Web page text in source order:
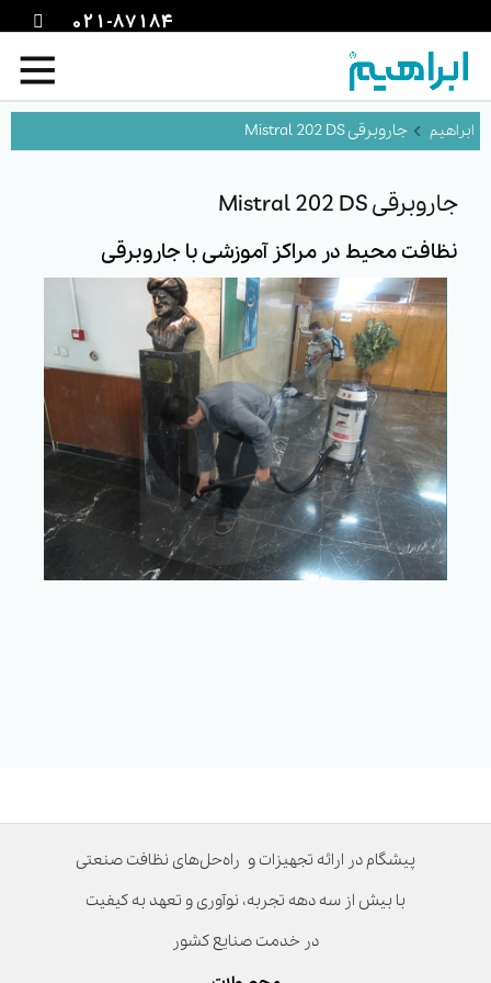
021-87184
جاروبرقی Mistral 202 DS
جاروبرقی Mistral 202 DS
نظافت محیط در مراکز آموزشی با جاروبرقی
پیشگام در ارائه تجهیزات و راه‌حل‌های نظافت صنعتی
با بیش از سه دهه تجربه، نوآوری و تعهد به کیفیت
در خدمت صنایع کشور